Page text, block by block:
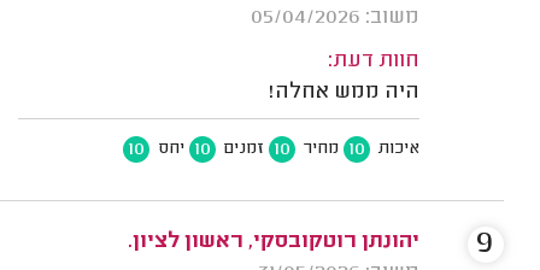
משוב: 05/04/2026
חוות דעת:
היה ממש אחלה!
איכות 10 מחיר 10 זמנים 10 יחס 10
יהונתן רוטקובסקי, ראשון לציון.
9